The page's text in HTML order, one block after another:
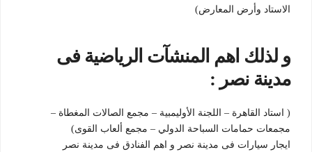
الاستاد وأرض المعارض)
و لذلك اهم المنشآت الرياضية فى
مدينة نصر :
( استاد القاهرة – اللجنة الأوليمبية – مجمع الصالات المغطاة –
مجمعات حمامات السباحة الدولي – مجمع ألعاب القوى)
ايجار سيارات فى مدينة نصر و اهم الفنادق فى مدينة نصر